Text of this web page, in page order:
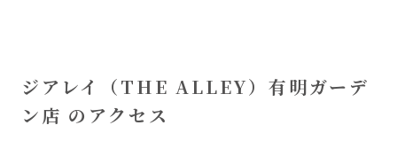
ジアレイ（THE ALLEY）有明ガーデ
ン店 のアクセス